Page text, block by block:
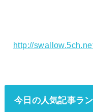
http://
今日の人気記事ラ